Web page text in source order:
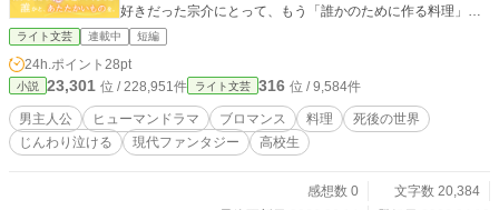
好きだった宗介にとって、もう「誰かのために作る料理」は
存在しない──はずだった。 けれど、川を渡れずにいる亡者
や、不器用な渡し守と関わるうちに、宗介はもう一度誰かの
ために料理を振る舞い始める。 特別なことじゃない。ただ一
緒に食卓を囲むだけ。 その温もりが、誰かの背中をそっと押
すこともある。 これは、生にも死にも進めない少年が〝誰か
の明日〟を見送る物語。 そしていつか、自分の答えを見つけ
るまでの、ささやかな日々の記録。 ｰｰｰｰｰｰｰｰｰｰｰｰｰｰ 【登場人
一人だけ三途の川の此岸に取り残された高校生。面倒見がよ
ライト文芸 連載中 短編
24h.ポイント 28pt
小説 23,301 位 / 228,951件 ライト文芸 316 位 / 9,584件
男主人公 ヒューマンドラマ ブロマンス 料理
死後の世界
じんわり泣ける
現代ファンタジー 高校生
感想数 0
文字数 20,384